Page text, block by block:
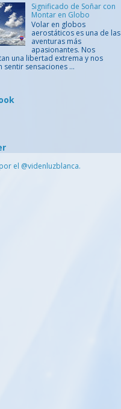
Significado de Soñar con
Montar en Globo
Volar en globos
aerostáticos es una de las
aventuras más
apasionantes. Nos
una libertad extrema y nos
sentir sensaciones ...
el @videnluzblanca.